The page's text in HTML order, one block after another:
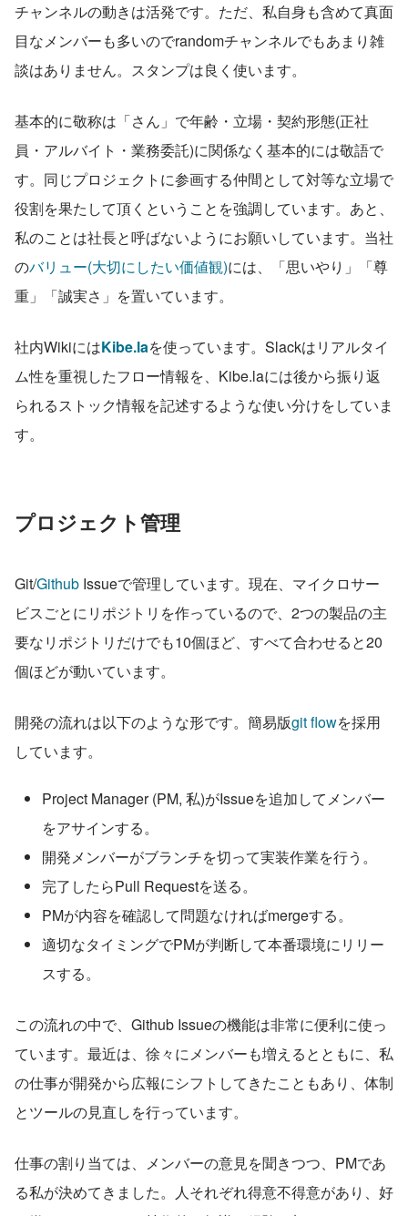
チャンネルの動きは活発です。ただ、私自身も含めて真面
目なメンバーも多いのでrandomチャンネルでもあまり雑
談はありません。スタンプは良く使います。
基本的に敬称は「さん」で年齢・立場・契約形態(正社
員・アルバイト・業務委託)に関係なく基本的には敬語で
す。同じプロジェクトに参画する仲間として対等な立場で
役割を果たして頂くということを強調しています。あと、
私のことは社長と呼ばないようにお願いしています。当社
のバリュー(大切にしたい価値観)には、「思いやり」「尊
重」「誠実さ」を置いています。
社内WikiにはKibe.laを使っています。Slackはリアルタイ
ム性を重視したフロー情報を、Kibe.laには後から振り返
られるストック情報を記述するような使い分けをしていま
す。
プロジェクト管理
Git/Github Issueで管理しています。現在、マイクロサー
ビスごとにリポジトリを作っているので、2つの製品の主
要なリポジトリだけでも10個ほど、すべて合わせると20
個ほどが動いています。
開発の流れは以下のような形です。簡易版git flowを採用
しています。
Project Manager (PM, 私)がIssueを追加してメンバー
をアサインする。
開発メンバーがブランチを切って実装作業を行う。
完了したらPull Requestを送る。
PMが内容を確認して問題なければmergeする。
適切なタイミングでPMが判断して本番環境にリリー
スする。
この流れの中で、Github Issueの機能は非常に便利に使っ
ています。最近は、徐々にメンバーも増えるとともに、私
の仕事が開発から広報にシフトしてきたこともあり、体制
とツールの見直しを行っています。
仕事の割り当ては、メンバーの意見を聞きつつ、PMであ
る私が決めてきました。人それぞれ得意不得意があり、好